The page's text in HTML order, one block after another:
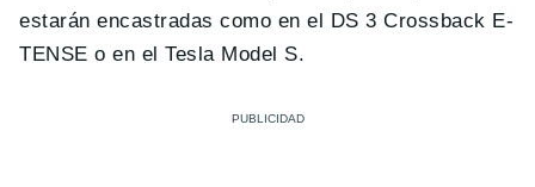
estarán encastradas como en el DS 3 Crossback E-
TENSE o en el Tesla Model S.